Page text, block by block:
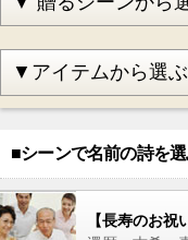
■シーンで名前の詩を
【長寿のお祝